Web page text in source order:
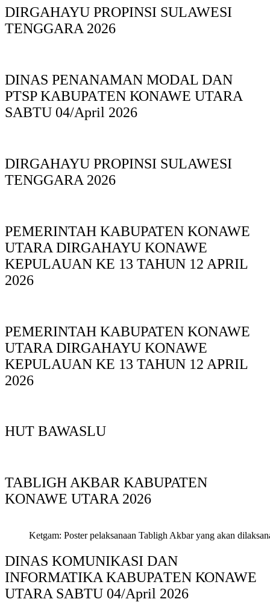
DIRGAHAYU PROPINSI SULAWESI
TENGGARA 2026
DINAS PΕΝΑΝΑΜAN MODAL DAN
PTSP KABUPAΤΕΝ ΚΟNAWE UTARA
SABTU 04/April 2026
DIRGAHAYU PROPINSI SULAWESI
TENGGARA 2026
PEMERINTAH KABUPATEN KONAWE
UTARA DIRGAHAYU KONAWE
KEPULAUAN KE 13 TAHUN 12 APRIL
2026
PEMERINTAH KABUPATEN KONAWE
UTARA DIRGAHAYU KONAWE
KEPULAUAN KE 13 TAHUN 12 APRIL
2026
HUT BAWASLU
TABLIGH AKBAR KABUPATEN
KONAWE UTARA 2026
Ketgam: Poster pelaksanaan Tabligh Akbar yang akan
DINAS KOMUNIKASI DAN
INFORMATIKA KABUPAΤΕΝ ΚΟNAWE
UTARA SABTU 04/April 2026